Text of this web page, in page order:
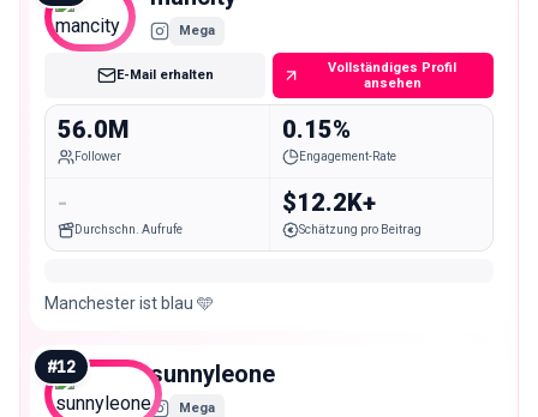
Mega
E-Mail erhalten
Vollständiges Profil
ansehen
56.0M
Follower
0.15%
Engagement-Rate
-
Durchschn. Aufrufe
$12.2K+
Schätzung pro Beitrag
Manchester ist blau 🩵
#12 sunnyleone
Mega